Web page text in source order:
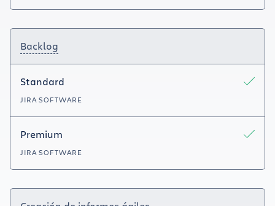
Backlog
Standard
JIRA SOFTWARE
Premium
JIRA SOFTWARE